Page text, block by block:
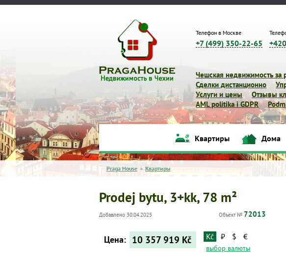
Телефон в Москве
+7 (499) 350-22-65
Чешская недвижимость за
Сделки дистанционно
Услуги и цены
Отзывы
AML politika i GDPR
Квартиры Дома
Praga House > Квартиры
Prodej bytu, 3+kk, 78 m²
Добавлено 30.04.2025 Объект № 72013
Цена: 10 357 919 Kč Kč ₽ $ €
выбор валюты